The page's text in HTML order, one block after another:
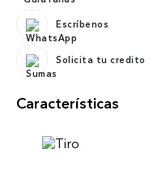
Escríbenos
Solicita tu credito
Características